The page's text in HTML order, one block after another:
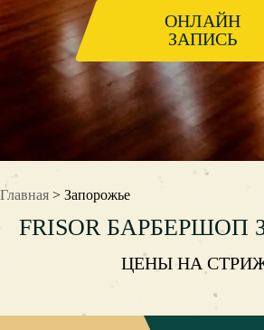
ОНЛАЙН
ЗАПИСЬ
Главная > Запорожье
FRISOR
ЦЕНЫ НА